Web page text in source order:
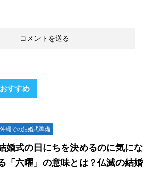
すすめ
沖縄での結婚式準備
婚式の日にちを決めるのに気にな
「六曜」の意味とは？仏滅の結婚